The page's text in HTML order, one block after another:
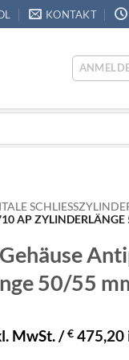
KONTAKT
SCHLIESSZYLINDER
AP
50/55
MwSt. /€ 475,20